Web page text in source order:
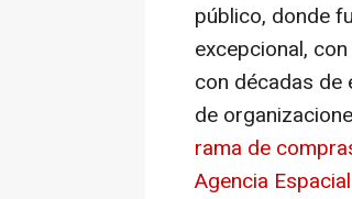
público, donde
excepcional,
con décadas de
de
rama de
Agencia